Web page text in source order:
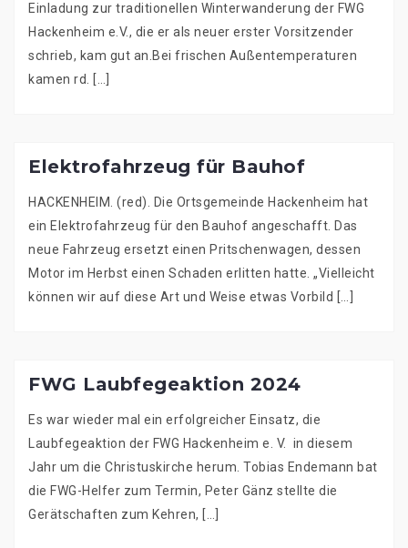
Einladung zur traditionellen Winterwanderung der FWG
Hackenheim e.V., die er als neuer erster Vorsitzender
schrieb, kam gut an.Bei frischen Außentemperaturen
kamen rd. […]
Elektrofahrzeug für Bauhof
HACKENHEIM. (red). Die Ortsgemeinde Hackenheim hat
ein Elektrofahrzeug für den Bauhof angeschafft. Das
neue Fahrzeug ersetzt einen Pritschenwagen, dessen
Motor im Herbst einen Schaden erlitten hatte. „Vielleicht
können wir auf diese Art und Weise etwas Vorbild […]
FWG Laubfegeaktion 2024
Es war wieder mal ein erfolgreicher Einsatz, die
Laubfegeaktion der FWG Hackenheim e. V. in diesem
Jahr um die Christuskirche herum. Tobias Endemann bat
die FWG-Helfer zum Termin, Peter Gänz stellte die
Gerätschaften zum Kehren, […]